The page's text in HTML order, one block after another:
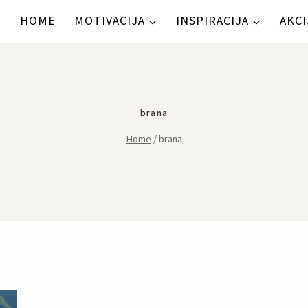
HOME MOTIVACIJA INSPIRACIJA
brana
Home/brana